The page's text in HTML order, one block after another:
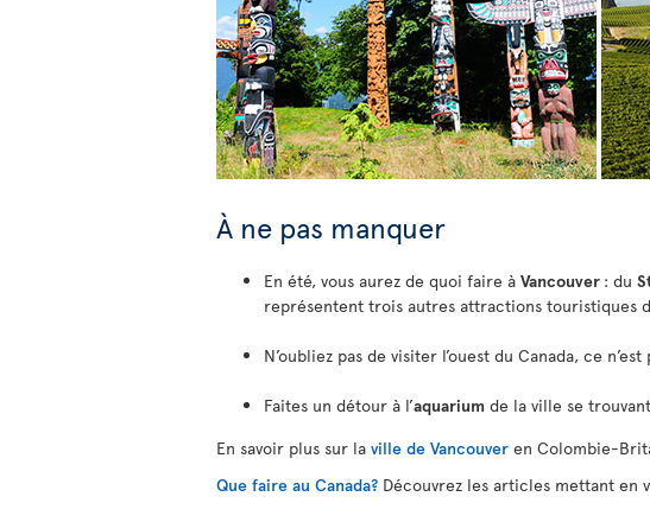
À ne pas manquer
En été, vous aurez de quoi faire à Vancouver : du
représentent trois autres attractions touristiques
N’oubliez pas de visiter l’ouest du Canada, ce
Faites un détour à l’aquarium de la ville se
En savoir plus sur la ville de Vancouver en Colombie-
Que faire au Canada? Découvrez les articles mettant en